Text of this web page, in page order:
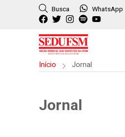
Busca WhatsApp
Início Jornal
Jornal